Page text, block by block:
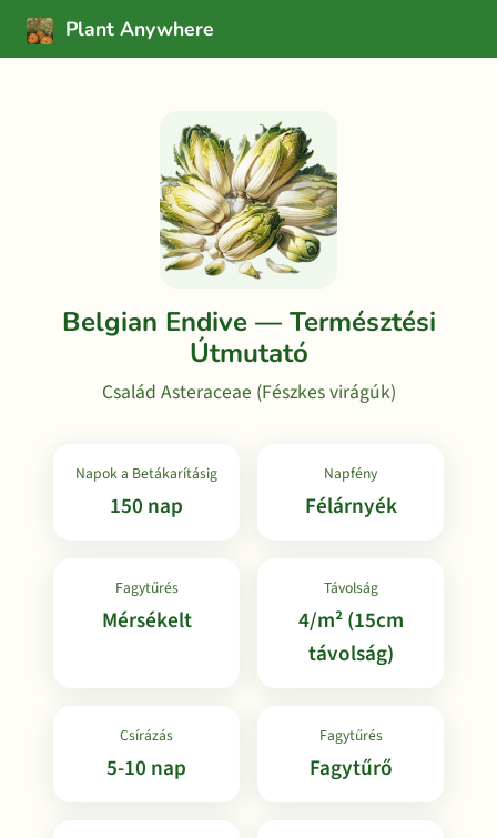
Plant Anywhere
Belgian Endive — Természtési
Útmutató
Család Asteraceae (Fészkes virágúk)
Napok a Betákarításig
150 nap
Napfény
Félárnyék
Fagytűrés
Mérsékelt
Távolság
4/m² (15cm
távolság)
Csírázás
5-10 nap
Fagytűrés
Fagytűrő